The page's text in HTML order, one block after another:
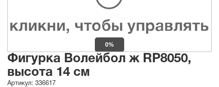
0%
Фигурка Волейбол ж RP8050,
высота 14 см
Артикул: 336617